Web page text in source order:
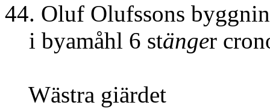
44. Oluf Olufssons
i byamåhl 6 stänger
Wästra giärdet